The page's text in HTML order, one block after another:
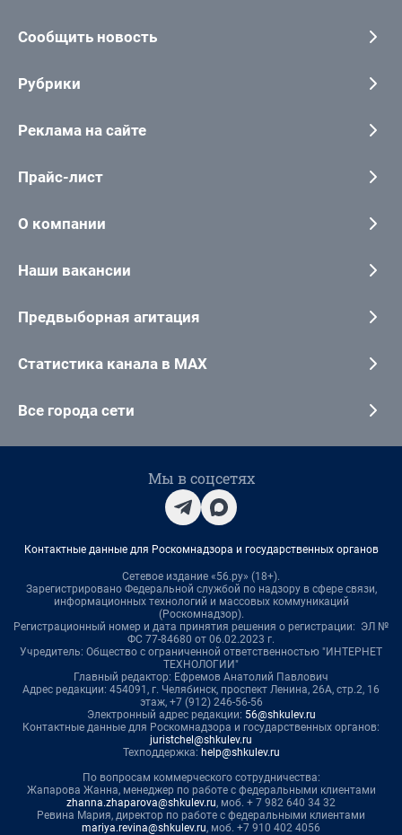
Сообщить новость
Рубрики
Реклама на сайте
Прайс-лист
О компании
Наши вакансии
Предвыборная агитация
Статистика канала в MAX
Все города сети
Мы в соцсетях
Контактные данные для Роскомнадзора и государственных органов
Сетевое издание «56.ру» (18+).
Зарегистрировано Федеральной службой по надзору в сфере связи,
информационных технологий и массовых коммуникаций
(Роскомнадзор).
Регистрационный номер и дата принятия решения о регистрации: ЭЛ №
ФС 77-84680 от 06.02.2023 г.
Учредитель: Общество с ограниченной ответственностью "ИНТЕРНЕТ
ТЕХНОЛОГИИ"
Главный редактор: Ефремов Анатолий Павлович
Адрес редакции: 454091, г. Челябинск, проспект Ленина, 26А, стр.2, 16
этаж, +7 (912) 246-56-56
Электронный адрес редакции: 56@shkulev.ru
Контактные данные для Роскомнадзора и государственных органов:
juristchel@shkulev.ru
Техподдержка: help@shkulev.ru
По вопросам коммерческого сотрудничества:
Жапарова Жанна, менеджер по работе с федеральными клиентами
zhanna.zhaparova@shkulev.ru, моб. + 7 982 640 34 32
Ревина Мария, директор по работе с федеральными клиентами
mariya.revina@shkulev.ru, моб. +7 910 402 4056